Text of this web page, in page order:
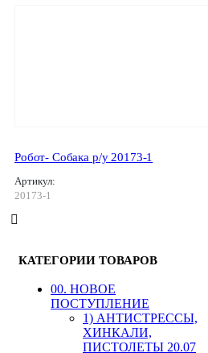
Робот- Собака р/у 20173-1
Артикул:
20173-1
КАТЕГОРИИ ТОВАРОВ
00. HОВОЕ
ПОСТУПЛЕНИЕ
1) АНТИСТРЕССЫ,
ХИНКАЛИ,
ПИСТОЛЕТЫ 20.07